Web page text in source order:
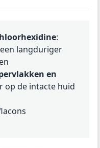
:
langduriger
en
op de intacte huid